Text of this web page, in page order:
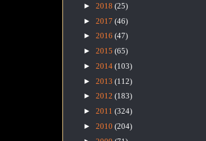
► 2018 (25)
► 2017 (46)
► 2016 (47)
► 2015 (65)
► 2014 (103)
► 2013 (112)
► 2012 (183)
► 2011 (324)
► 2010 (204)